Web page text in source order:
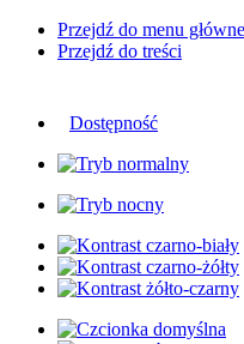
Przejdź do menu
Przejdź do treści
Dostępność